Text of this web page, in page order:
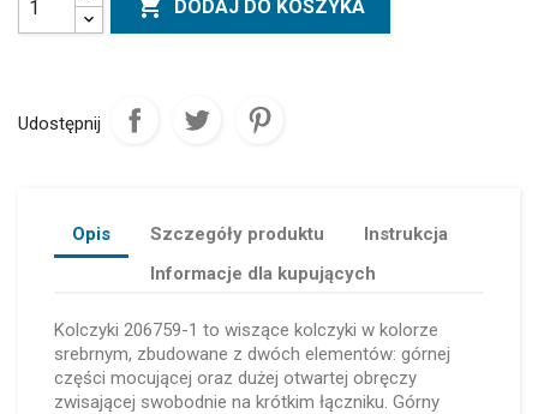
 DODAJ DO KOSZYKA
Udostępnij
Opis Szczegóły produktu
Instrukcja
Informacje dla kupujących
Kolczyki 206759-1 to wiszące kolczyki w kolorze
srebrnym, zbudowane z dwóch elementów: górnej
części mocującej oraz dużej otwartej obręczy
zwisającej swobodnie na krótkim łączniku. Górny